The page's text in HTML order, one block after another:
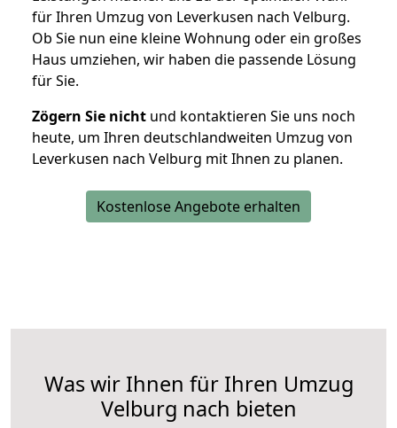
für Ihren Umzug von Leverkusen nach Velburg.
Ob Sie nun eine kleine Wohnung oder ein großes
Haus umziehen, wir haben die passende Lösung
für Sie.
Zögern Sie nicht und kontaktieren Sie uns noch
heute, um Ihren deutschlandweiten Umzug von
Leverkusen nach Velburg mit Ihnen zu planen.
Kostenlose Angebote erhalten
Was wir Ihnen für Ihren Umzug
Velburg nach bieten